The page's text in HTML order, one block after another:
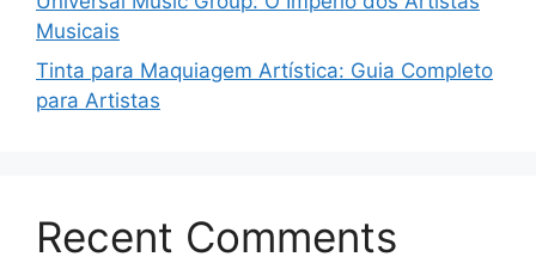
Musicais
Tinta para Maquiagem Artística: Guia Completo
para Artistas
Recent Comments